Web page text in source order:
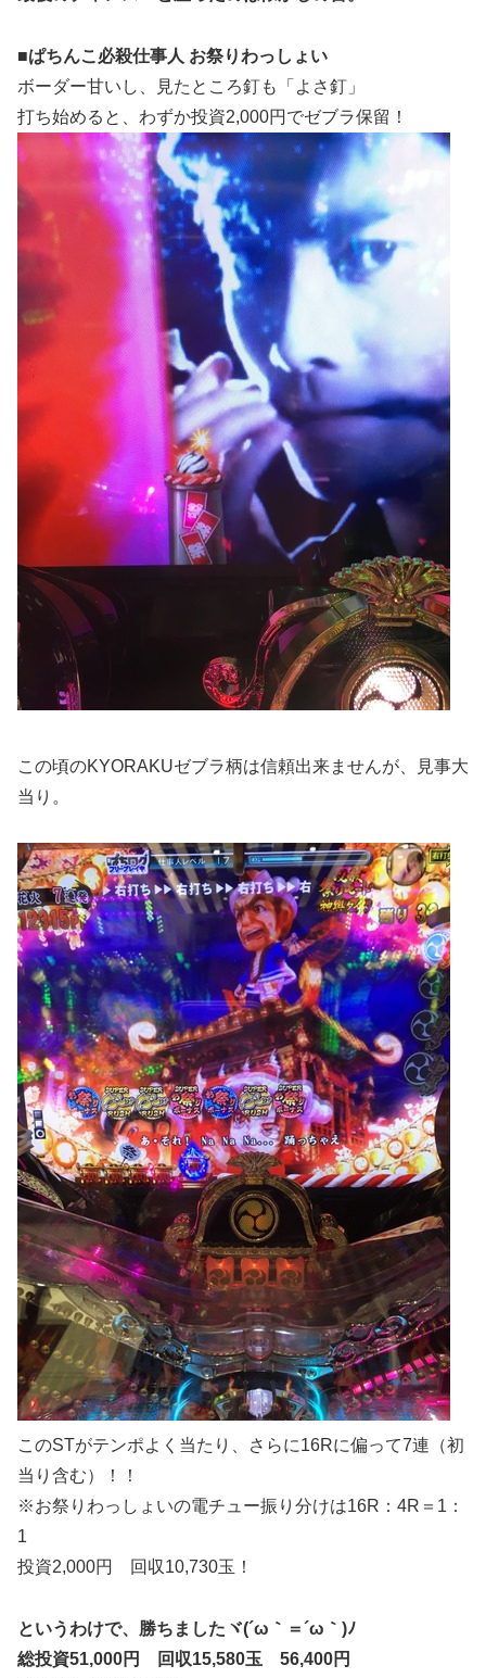
■ぱちんこ必殺仕事人 お祭りわっしょい
ボーダー甘いし、見たところ釘も「よさ釘」
打ち始めると、わずか投資2,000円でゼブラ保留！
この頃のKYORAKUゼブラ柄は信頼出来ませんが、見事大
当り。
このSTがテンポよく当たり、さらに16Rに偏って7連（初
当り含む）！！
※お祭りわっしょいの電チュー振り分けは16R：4R＝1：
1
投資2,000円 回収10,730玉！
というわけで、勝ちましたヾ(´ω｀＝´ω｀)ﾉ
総投資51,000円 回収15,580玉 56,400円